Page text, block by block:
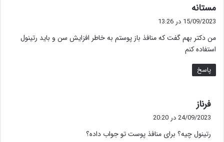
مستانه
ف
:
15/09/2023 در 13:26
من دکتر بهم گفت که منافذ باز پوستم به خاطر افزایش سن و باید رتینول
استفاده کنم
پاسخ
فرناز
ف
:
24/09/2023 در 20:20
رتینول چیه؟ برای منافذ پوست تو جواب داده؟